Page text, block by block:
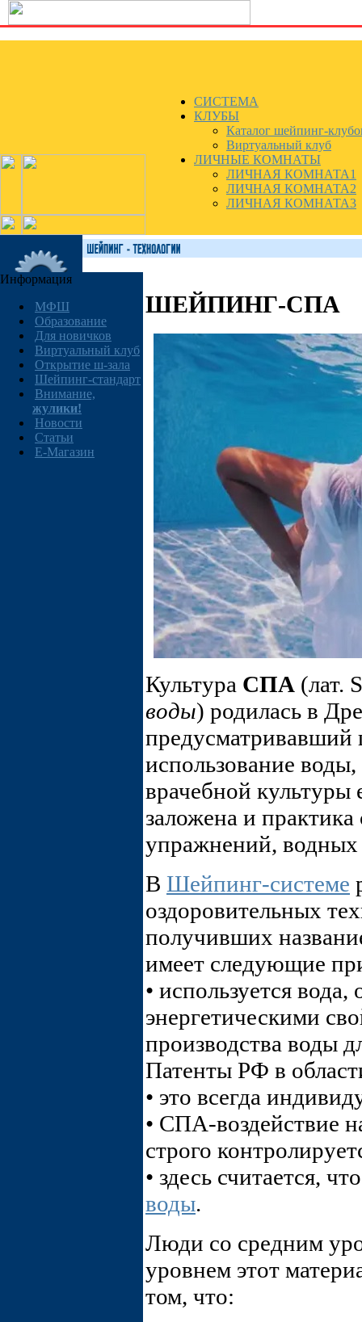
СИСТЕМА
КЛУБЫ
Каталог шейпинг-
Виртуальный клуб
ЛИЧНЫЕ КОМНАТЫ
ЛИЧНАЯ КОМНАТА1
ЛИЧНАЯ КОМНАТА2
ЛИЧНАЯ КОМНАТА3
Информация
МФШ
Образование
Для новичков
Виртуальный клуб
Открытие ш-зала
Шейпинг-стандарт
Внимание,
жулики!
Новости
Статьи
E-Магазин
ШЕЙПИНГ-СПА
Культура СПА (лат.
воды) родилась в
предусматривавший
использование
врачебной культуры
заложена и
упражнений,
В Шейпинг-системе
оздоровительных
получивших
имеет следующие
• используется
энергетическими
производства воды
Патенты РФ в
• это всегда
• СПА-воздействие
строго
• здесь считается,
воды.
Люди со средним
уровнем этот
том, что: